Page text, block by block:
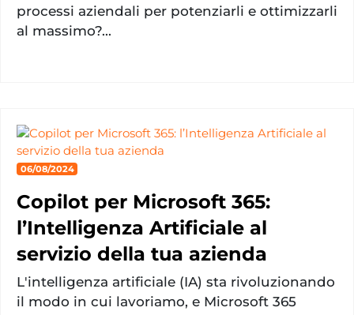
processi aziendali per potenziarli e ottimizzarli
al massimo?...
06/08/2024
Copilot per Microsoft 365:
l’Intelligenza Artificiale al
servizio della tua azienda
L'intelligenza artificiale (IA) sta rivoluzionando
il modo in cui lavoriamo, e Microsoft 365